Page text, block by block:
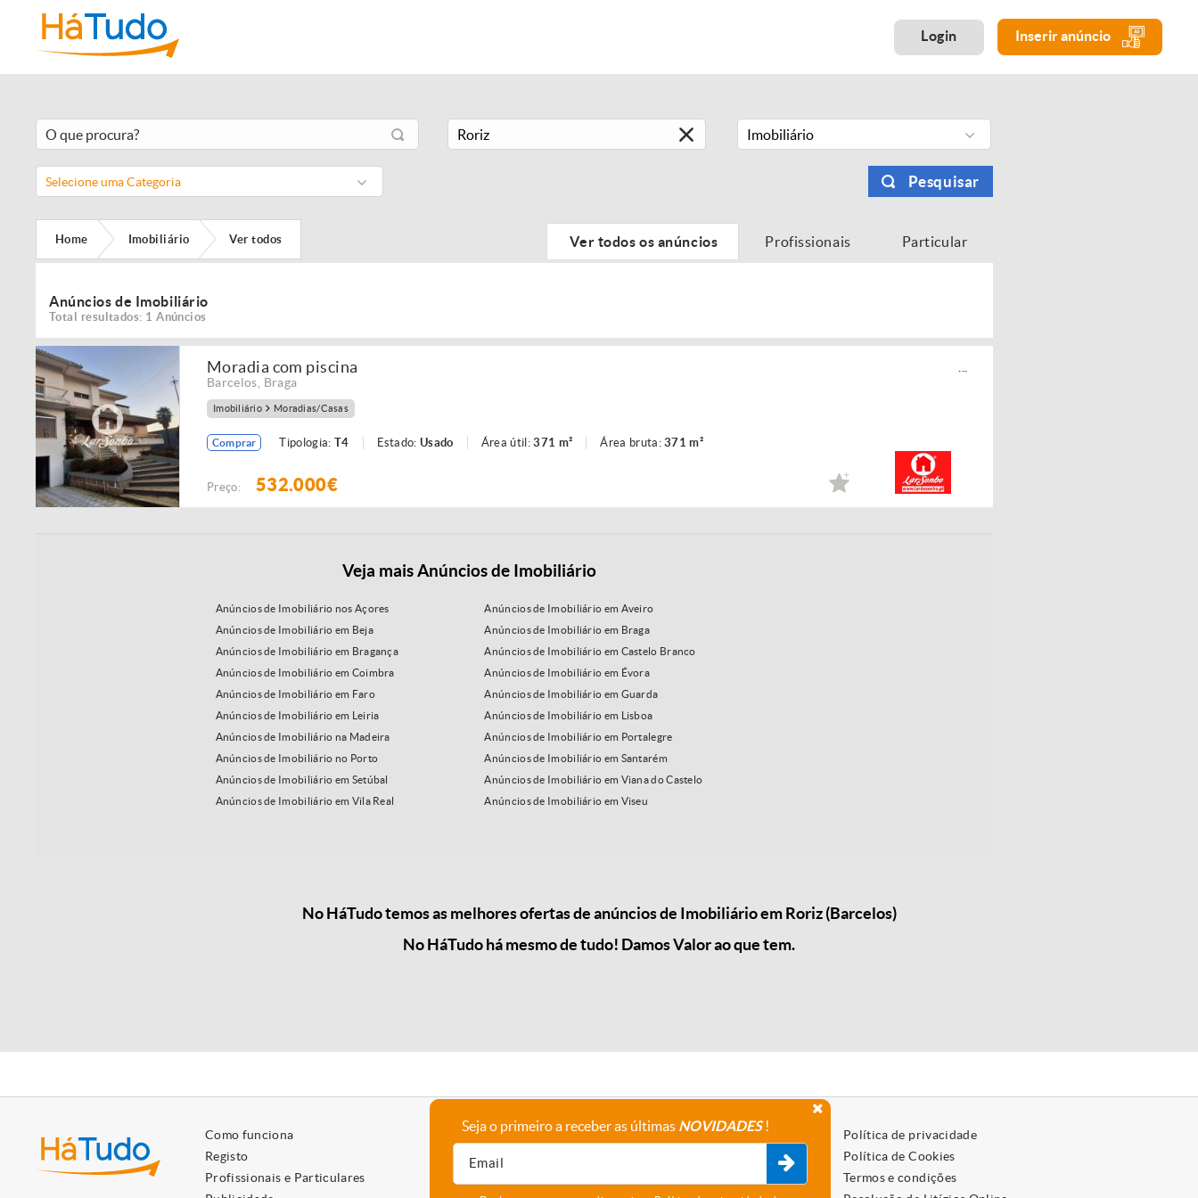
Login Inserir anúncio
Imobiliário
Selecione uma Categoria Pesquisar
Home Imobiliário Ver todos Ver todos os anúncios Profissionais Particular
Anúncios de Imobiliário
Total resultados: 1 Anúncios
Moradia com piscina
Barcelos Braga
Imobiliário Moradias/Casas
Comprar Tipologia: T4 Estado:Usado Área útil:371 m² Área bruta:371 m²
Preço: 532.000€
Veja mais Anúncios de Imobiliário
Anúncios de Imobiliário nos Açores
Anúncios de Imobiliário em Aveiro
Anúncios de Imobiliário em Beja
Anúncios de Imobiliário em Braga
Anúncios de Imobiliário em Bragança
Anúncios de Imobiliário em Castelo Branco
Anúncios de Imobiliário em Coimbra
Anúncios de Imobiliário em Évora
Anúncios de Imobiliário em Faro
Anúncios de Imobiliário em Guarda
Anúncios de Imobiliário em Leiria
Anúncios de Imobiliário em Lisboa
Anúncios de Imobiliário na Madeira
Anúncios de Imobiliário em Portalegre
Anúncios de Imobiliário no Porto
Anúncios de Imobiliário em Santarém
Anúncios de Imobiliário em Setúbal
Anúncios de Imobiliário em Viana do Castelo
Anúncios de Imobiliário em Vila Real
Anúncios de Imobiliário em Viseu
No HáTudo temos as melhores ofertas de anúncios de Imobiliário em Roriz (Barcelos)
No HáTudo há mesmo de tudo! Damos Valor ao que tem.
Como funciona
Registo
Profissionais e Particulares
A empresa
Política de privacidade
Política de Cookies
Termos e condições
Seja o primeiro a receber as últimas NOVIDADES!